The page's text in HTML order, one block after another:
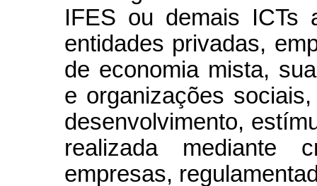
IFES ou demais ICTs
entidades privadas,
de economia mista,
e organizações
desenvolvimento,
realizada mediante
empresas,